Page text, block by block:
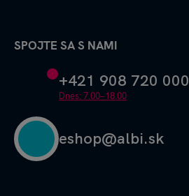
SPOJTE SA S NAMI
+421 908 720 000
Dnes: 7.00–18.00
eshop@albi.sk